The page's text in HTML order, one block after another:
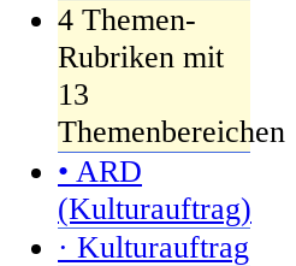
4 Themen-
Rubriken mit
13
Themenbereichen
• ARD
(Kulturauftrag)
· Kulturauftrag